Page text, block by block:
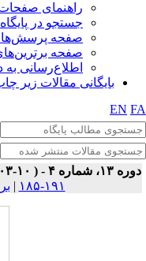
راهنمای صفحات
جستجو در پایگاه
صفحه پرسش‌های
صفحه برترین‌های
اطلاع‌رسانی به
بایگانی مقالات زیر چاپ
EN
۱۳، شماره ۴ - ( ۱۰-۱۴۰۳ )
۱۹۱-۱۸۵
|